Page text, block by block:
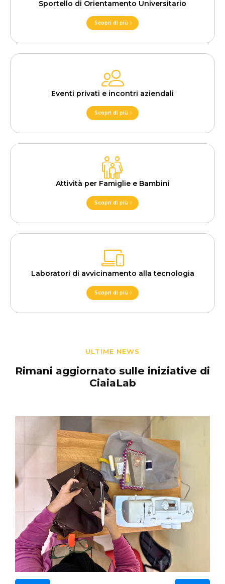
Sportello di Orientamento Universitario
Scopri di più
Eventi privati e incontri aziendali
Scopri di più
Attività per Famiglie e Bambini
Scopri di più
Laboratori di avvicinamento alla tecnologia
Scopri di più
ULTIME NEWS
Rimani aggiornato sulle iniziative di
CiaiaLab